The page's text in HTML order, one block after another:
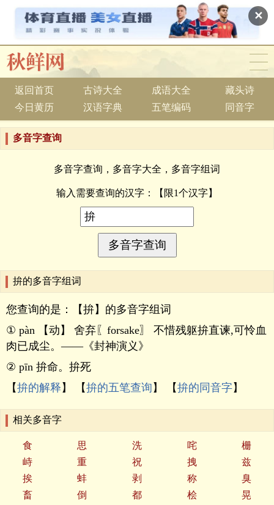
✕
返回首页 古诗大全 成语大全
藏头诗
今日黄历
汉语字典 五笔编码 同音字
多音字查询
多音字查询，多音字大全，多音字组词
输入需要查询的汉字： 【限1个汉字】
拚的多音字组词
您查询的是：【拚】的多音字组词
① pàn 【动】 舍弃〖forsake〗 不惜残躯拚直谏,可怜血
肉已成尘。——《封神演义》
② pīn 拚命。拚死
【拚的解释 】 【拚的五笔查询 】 【拚的同音字】
相关多音字
食 思 洗 咤
栅
峙
重 祝 拽
兹
挨
蚌 剥 称
臭
畜
倒 都 桧
晃